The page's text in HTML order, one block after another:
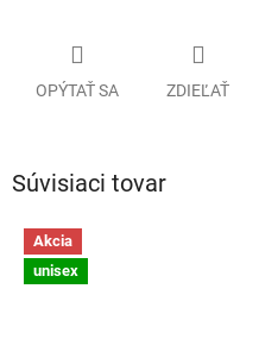
OPÝTAŤ SA ZDIEĽAŤ
Súvisiaci tovar
Akcia
unisex